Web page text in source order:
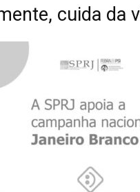
cuida da